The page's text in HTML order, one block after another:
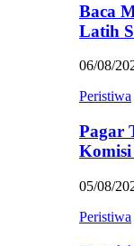
Baca
Latih
06/08/
Peristiwa
Pagar
05/08/
Peristiwa